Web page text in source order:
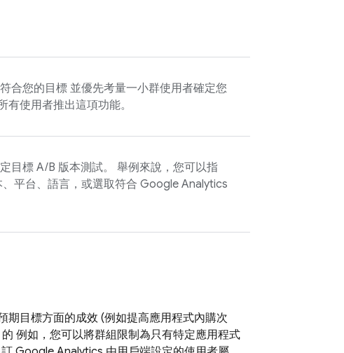
合您的目標 並優先考量一小群使用者確定您
有使用者推出這項功能。
目標 A/B 版本測試。 舉例來說，您可以指
平台、語言，或選取符合 Google Analytics
期目標方面的成效 (例如提高應用程式內購次
例如，您可以將群組限制為只有特定應用程式